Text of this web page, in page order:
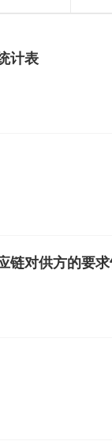
计表
链对供方的要